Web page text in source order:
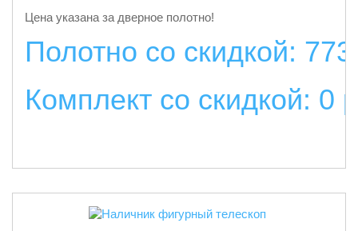
Цена указана за дверное полотно!
Полотно со скидкой:
Комплект со скидкой: 0